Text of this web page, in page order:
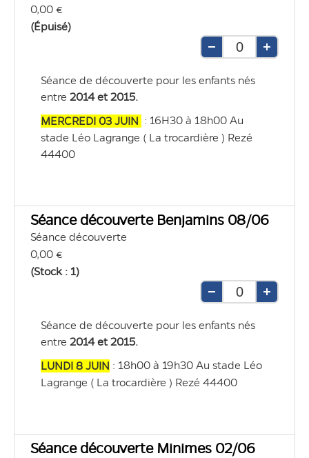
0,00 €
(Épuisé)
Retirer
unité
Ajouter
Séance de découverte pour les enfants nés
entre 2014 et 2015.
MERCREDI 03 JUIN : 16H30 à 18h00 Au
stade Léo Lagrange ( La trocardière ) Rezé
44400
Séance découverte Benjamins 08/06
Séance découverte
0,00 €
(Stock : 1)
Retirer
unité
Ajouter
Séance de découverte pour les enfants nés
entre 2014 et 2015.
LUNDI 8 JUIN : 18h00 à 19h30 Au stade Léo
Lagrange ( La trocardière ) Rezé 44400
Séance découverte Minimes 02/06